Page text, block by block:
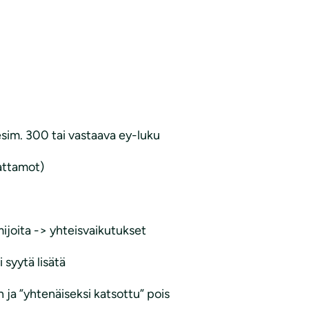
300 tai vastaava ey-luku
-> yhteisvaikutukset
syytä lisätä
ja ”yhtenäiseksi katsottu” pois